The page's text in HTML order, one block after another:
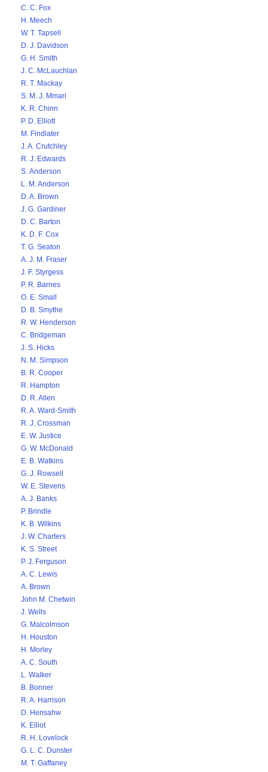
C. C. Fox
H. Meech
W. T. Tapsell
D. J. Davidson
G. H. Smith
J. C. McLauchlan
R. T. Mackay
S. M. J. Mmari
K. R. Chinn
P. D. Elliott
M. Findlater
J. A. Crutchley
R. J. Edwards
S. Anderson
L. M. Anderson
D. A. Brown
J. G. Gardiner
D. C. Barton
K. D. F. Cox
T. G. Seaton
A. J. M. Fraser
J. F. Styrgess
P. R. Barnes
O. E. Small
D. B. Smythe
R. W. Henderson
C. Bridgeman
J. S. Hicks
N. M. Simpson
B. R. Cooper
R. Hampton
D. R. Allen
R. A. Ward-Smith
R. J. Crossman
E. W. Justice
G. W. McDonald
E. B. Watkins
G. J. Rowsell
W. E. Stevens
A. J. Banks
P. Brindle
K. B. Wilkins
J. W. Charters
K. S. Street
P. J. Ferguson
A. C. Lewis
A. Brown
John M. Chetwin
J. Wells
G. Malcolmson
H. Houston
H. Morley
A. C. South
L. Walker
B. Bonner
R. A. Harrison
D. Hensahw
K. Elliot
R. H. Lovelock
G. L. C. Dunster
M. T. Gaffaney